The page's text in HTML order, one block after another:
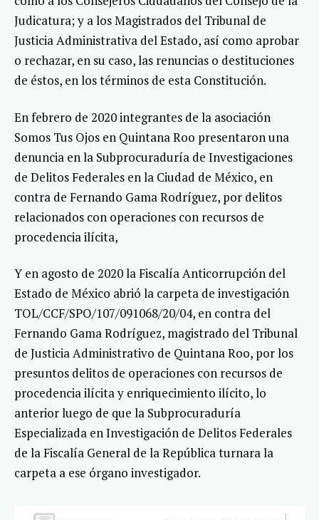
Judicatura; y a los Magistrados del Tribunal de
Justicia Administrativa del Estado, así como aprobar
o rechazar, en su caso, las renuncias o destituciones
de éstos, en los términos de esta Constitución.
En febrero de 2020 integrantes de la asociación
Somos Tus Ojos en Quintana Roo presentaron una
denuncia en la Subprocuraduría de Investigaciones
de Delitos Federales en la Ciudad de México, en
contra de Fernando Gama Rodríguez, por delitos
relacionados con operaciones con recursos de
procedencia ilícita,
Y en agosto de 2020 la Fiscalía Anticorrupción del
Estado de México abrió la carpeta de investigación
TOL/CCF/SPO/107/091068/20/04, en contra del
Fernando Gama Rodríguez, magistrado del Tribunal
de Justicia Administrativo de Quintana Roo, por los
presuntos delitos de operaciones con recursos de
procedencia ilícita y enriquecimiento ilícito, lo
anterior luego de que la Subprocuraduría
Especializada en Investigación de Delitos Federales
de la Fiscalía General de la República turnara la
carpeta a ese órgano investigador.